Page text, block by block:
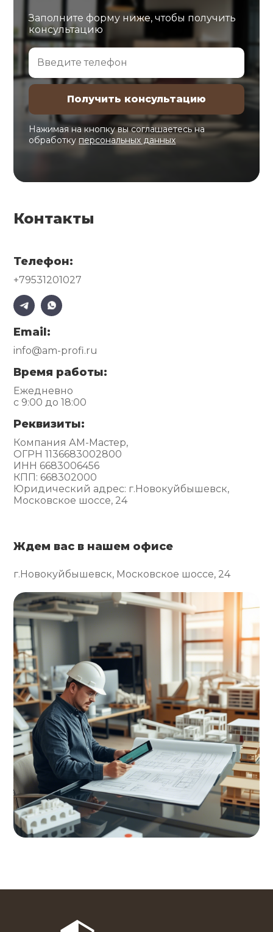
Заполните форму ниже, чтобы получить
консультацию
Нажимая на кнопку вы соглашаетесь на
обработкуперсональных данных
Контакты
Телефон:
+79531201027
Email:
info@am-profi.ru
Время работы:
Ежедневно
с 9:00 до 18:00
Реквизиты:
Компания АМ-Мастер,
ОГРН 1136683002800
ИНН 6683006456
КПП: 668302000
Юридический адрес: г.Новокуйбышевск,
Московское шоссе, 24
Ждем вас в нашем офисе
г.Новокуйбышевск, Московское шоссе, 24